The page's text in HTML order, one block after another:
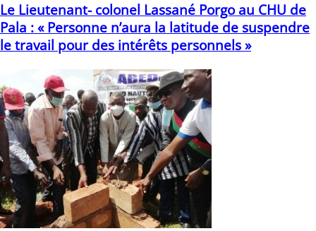
Le Lieutenant- colonel Lassané Porgo au CHU de
Pala : « Personne n’aura la latitude de suspendre
le travail pour des intérêts personnels »